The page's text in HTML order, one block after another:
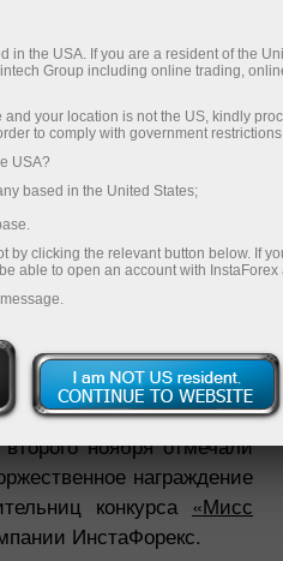
2018 В
подарив праздник
сообществу
ноября отмечали
награждение
конкурса «Мисс
ИнстаФорекс.
in the USA. If you are a resident of the
Group including online trading,
your location is not the US, kindly
to comply with government
USA?
based in the United States;
by clicking the relevant button below. If
able to open an account with InstaForex